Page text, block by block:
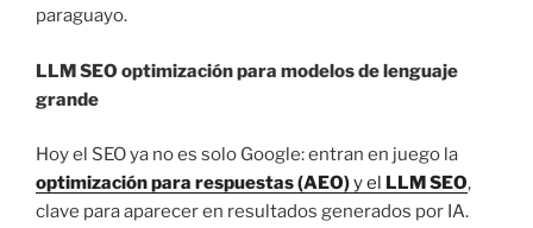
paraguayo.
LLM SEO optimización para modelos de lenguaje
grande
Hoy el SEO ya no es solo Google: entran en juego la
optimización para respuestas (AEO)y el LLM SEO,
clave para aparecer en resultados generados por IA.